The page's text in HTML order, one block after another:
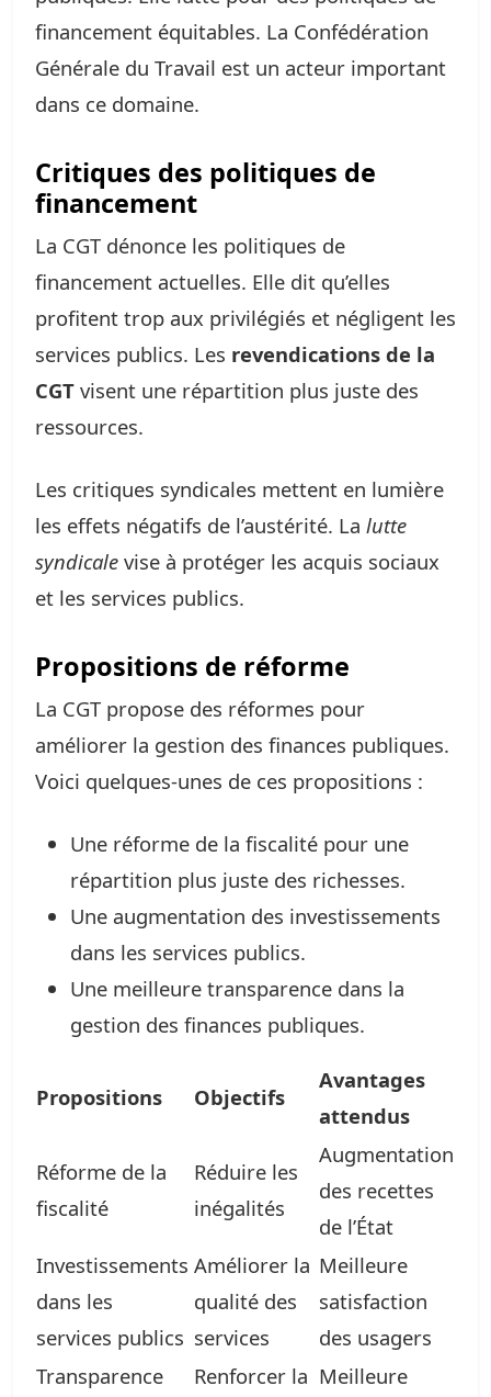
financement équitables. La Confédération
Générale du Travail est un acteur important
dans ce domaine.
Critiques des politiques de
financement
La CGT dénonce les politiques de
financement actuelles. Elle dit qu’elles
profitent trop aux privilégiés et négligent les
services publics. Les revendications de la
CGT visent une répartition plus juste des
ressources.
Les critiques syndicales mettent en lumière
les effets négatifs de l’austérité. La lutte
syndicale vise à protéger les acquis sociaux
et les services publics.
Propositions de réforme
La CGT propose des réformes pour
améliorer la gestion des finances publiques.
Voici quelques-unes de ces propositions :
Une réforme de la fiscalité pour une
répartition plus juste des richesses.
Une augmentation des investissements
dans les services publics.
Une meilleure transparence dans la
gestion des finances publiques.
Propositions Objectifs
Avantages
attendus
Réforme de la
fiscalité
Réduire les
inégalités
Augmentation
des recettes
de l’État
Investissements
dans les
services publics
Améliorer la
qualité des
services
Meilleure
satisfaction
des usagers
Transparence
Renforcer la Meilleure